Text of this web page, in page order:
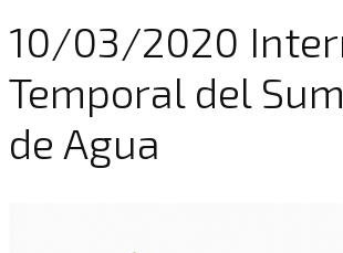
10/03/2020
Temporal del
de Agua